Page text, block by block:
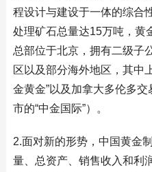
程设计与建设于一体的综合
处理矿石总量达15万吨，黄
总部位于北京，拥有二级子
区以及部分海外地区，其中
金黄金”以及加拿大多伦多
市的“中金国际”）。
2.面对新的形势，中国黄金
量、总资产、销售收入和利